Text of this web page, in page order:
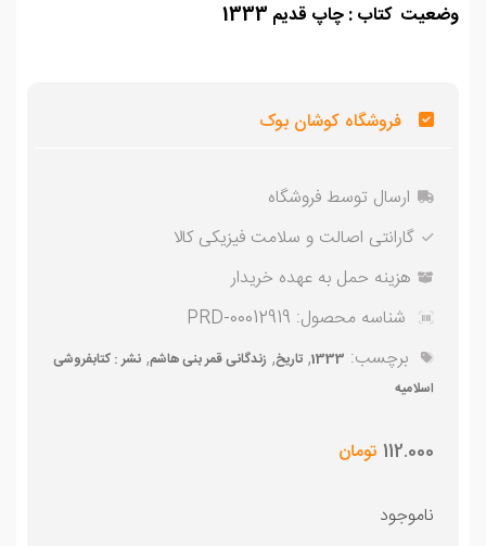
کتاب : چاپ قدیم 1333
فروشگاه کوشان بوک
ارسال توسط فروشگاه
گارانتی اصالت و سلامت فیزیکی کالا
هزینه حمل به عهده خریدار
شناسه محصول:PRD-00012919
برچسب:1333
, تاریخ,زندگانی قمر بنی هاشم,نشر : کتابفروشی
112.000تومان
ناموجود